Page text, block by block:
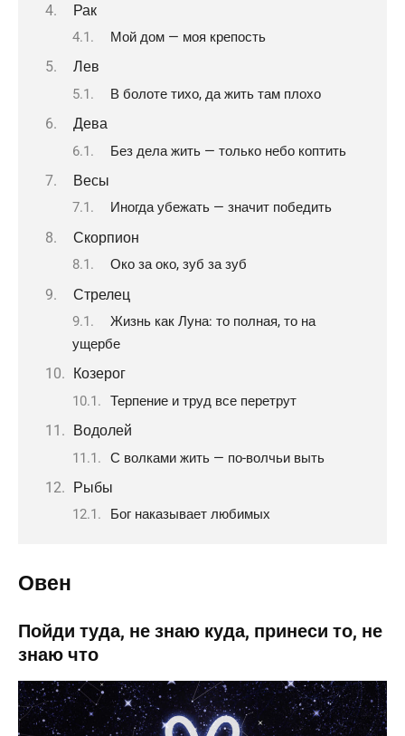
Рак
Мой дом — моя крепость
Лев
В болоте тихо, да жить там плохо
Дева
Без дела жить — только небо коптить
Весы
Иногда убежать — значит победить
Скорпион
Око за око, зуб за зуб
Стрелец
Жизнь как Луна: то полная, то на
ущербе
Козерог
Терпение и труд все перетрут
Водолей
С волками жить — по-волчьи выть
Рыбы
Бог наказывает любимых
Овен
Пойди туда, не знаю куда, принеси то, не
знаю что